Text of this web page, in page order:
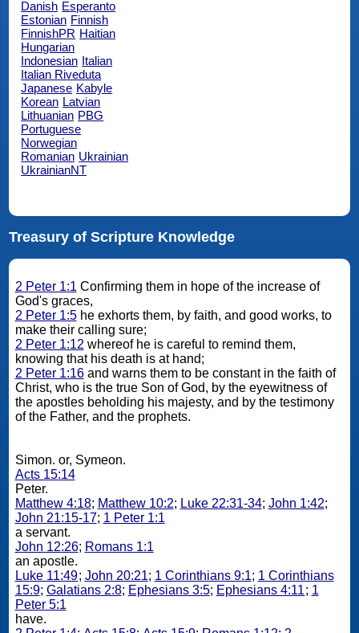
Danish Esperanto
Estonian Finnish
FinnishPR Haitian
Hungarian
Indonesian Italian
Italian Riveduta
Japanese Kabyle
Korean Latvian
Lithuanian PBG
Portuguese
Norwegian
Romanian Ukrainian
UkrainianNT
Treasury of Scripture Knowledge
2 Peter 1:1 Confirming them in hope of the increase of
God's graces,
2 Peter 1:5he exhorts them, by faith, and good works, to
make their calling sure;
2 Peter 1:12 whereof he is careful to remind them,
knowing that his death is at hand;
2 Peter 1:16and warns them to be constant in the faith of
Christ, who is the true Son of God, by the eyewitness of
the apostles beholding his majesty, and by the testimony
of the Father, and the prophets.
Simon. or, Symeon.
Acts 15:14
Peter.
Matthew 4:18; Matthew 10:2; Luke 22:31-34; John 1:42;
John 21:15-17; 1 Peter 1:1
a servant.
John 12:26; Romans 1:1
an apostle.
Luke 11:49; John 20:21; 1 Corinthians 9:1; 1 Corinthians
15:9; Galatians 2:8; Ephesians 3:5; Ephesians 4:11; 1
Peter 5:1
have.